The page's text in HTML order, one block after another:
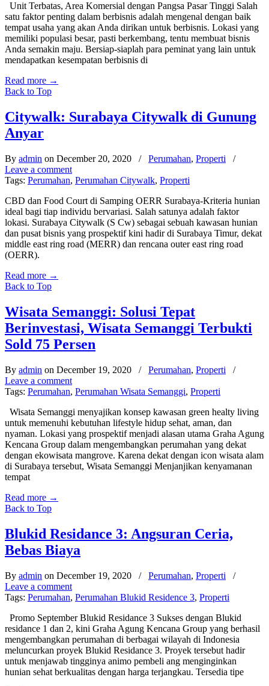
Unit Terbatas, Area Komersial dengan Pangsa Pasar Tinggi Salah
satu faktor penting dalam berbisnis adalah mengenal dengan baik
tempat usaha yang akan Anda dirikan untuk berbisnis. Lokasi yang
memiliki populasi besar, pasti berkembang, tentu membuat bisnis
Anda semakin maju. Bersiap-siaplah para peminat yang lain untuk
mendapatkan kesempatan berbisnis di
Read more →
Back to Top
Citywalk: Surabaya Citywalk di Gunung
Anyar
By admin on December 20, 2020 / Perumahan, Properti
/
Leave a comment
Tags: Perumahan, Perumahan Citywalk, Properti
CBD dan Food Court di Samping OERR Surabaya-Kriteria hunian
ideal bagi tiap individu bervariasi. Salah satunya adalah faktor
lokasi. Surabaya Citywalk (S Cw) sebagai sebuah kawasan hunian
dan pusat bisnis yang prospektif kini hadir di Surabaya Timur, dekat
middle east ring road (MERR) dan rencana outer east ring road
(OERR).
Read more →
Back to Top
Wisata Semanggi: Solusi Tepat
Berinvestasi, Wisata Semanggi Terbukti
Sold 75 Persen
By admin on December 19, 2020 / Perumahan, Properti
/
Leave a comment
Tags: Perumahan, Perumahan Wisata Semanggi, Properti
Wisata Semanggi menyajikan konsep kawasan green healty living
untuk memenuhi kebutuhan lifestyle hidup sehat, aman, dan
nyaman. Lokasi yang prospektif menjadi alasan utama Graha Agung
Kencana Group dalam mengembangkan perumahan yang dekat
dengan ekowisata mangrove. Karena dekat dengan icon wisata alam
di Surabaya tersebut, Wisata Semanggi Menjanjikan kenyamanan
tempat
Read more →
Back to Top
Blukid Residance 3: Angsuran Ceria,
Bebas Biaya
By admin on December 19, 2020 / Perumahan, Properti
/
Leave a comment
Tags: Perumahan, Perumahan Blukid Residence 3, Properti
Promo September Blukid Residance 3 Sukses dengan Blukid
residance 1 dan 2, kini Graha Agung Kencana Group yang berhasil
mengembangkan perumahan di berbagai wilayah di Indonesia
meluncurkan proyek Blukid Residance 3. Proyek tersebut hadir
untuk menjawab tingginya animo pembeli ang menginginkan
hunian sehat berkualitas dengan harga terjangkau. Tersedia tipe